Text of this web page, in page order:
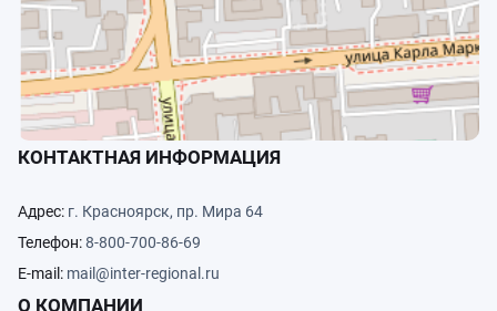
КОНТАКТНАЯ ИНФОРМАЦИЯ
Адрес: г. Красноярск, пр. Мира 64
Телефон:8-800-700-86-69
E-mail: mail@inter-regional.ru
О КОМПАНИИ